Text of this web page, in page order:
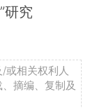
研究
或相关权利人
摘编、复制及